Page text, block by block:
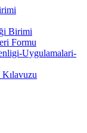
Birimi
Formu
Uygulamalari-